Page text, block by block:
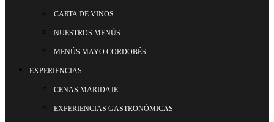
CARTA DE VINOS
NUESTROS MENÚS
MENÚS MAYO CORDOBÉS
EXPERIENCIAS
CENAS MARIDAJE
EXPERIENCIAS GASTRONÓMICAS